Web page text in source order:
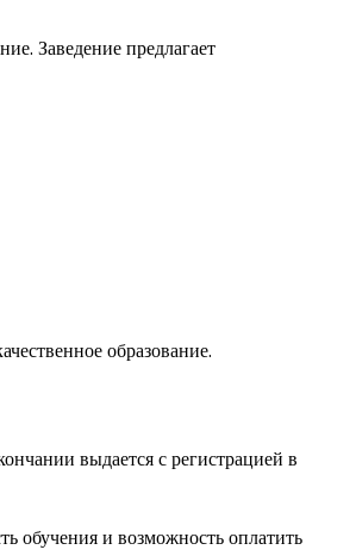
Заведение предлагает
образование.
выдается с регистрацией в
обучения и возможность оплатить